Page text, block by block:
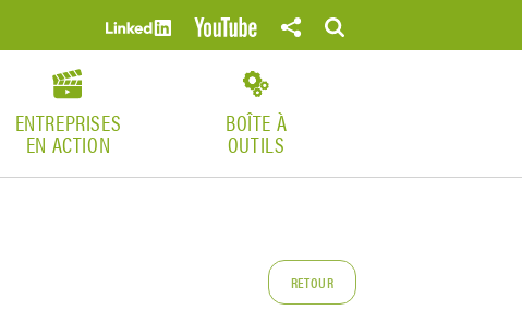
ENTREPRISES
EN ACTION
BOÎTE À
OUTILS
RETOUR